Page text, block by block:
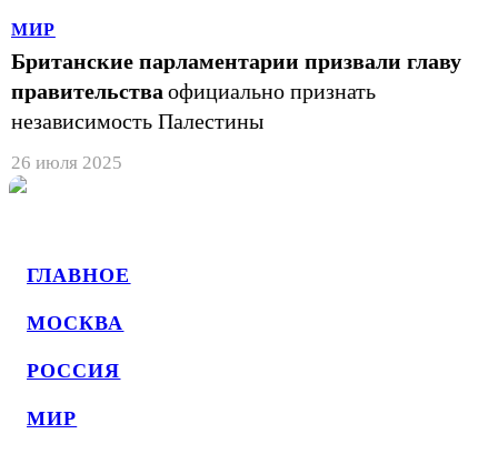
ГЛАВНОЕ
МОСКВА
РОССИЯ
МИР
МИР
Британские парламентарии призвали главу
правительства официально признать
независимость Палестины
26 июля 2025